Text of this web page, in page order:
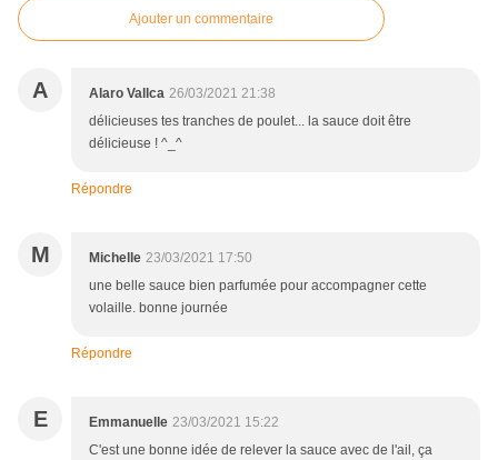
Ajouter un commentaire
A Alaro Vallca 26/03/2021 21:38
délicieuses tes tranches de poulet... la sauce doit être
délicieuse ! ^_^
Répondre
M Michelle 23/03/2021 17:50
une belle sauce bien parfumée pour accompagner cette
volaille. bonne journée
Répondre
E Emmanuelle 23/03/2021 15:22
C'est une bonne idée de relever la sauce avec de l'ail, ça